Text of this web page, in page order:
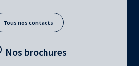
Tous nos contacts
Nos brochures